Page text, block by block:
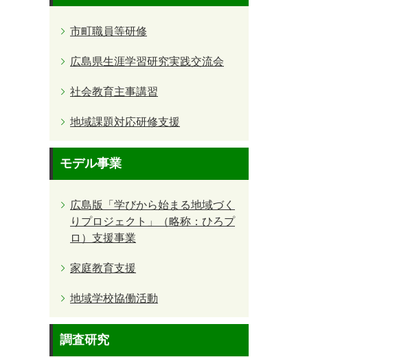
市町職員等研修
広島県生涯学習研究実践交流会
社会教育主事講習
地域課題対応研修支援
モデル事業
広島版「学びから始まる地域づく
りプロジェクト」（略称：ひろプ
ロ）支援事業
家庭教育支援
地域学校協働活動
調査研究